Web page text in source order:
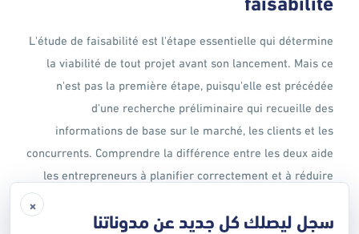
L'étude de faisabilité est l'étape essentielle qui détermine
la viabilité de tout projet avant son lancement. Mais ce
n'est pas la première étape, puisqu'elle est précédée
d'une recherche préliminaire qui recueille des
informations de base sur le marché, les clients et les
concurrents. Comprendre la différence entre les deux aide
les entrepreneurs à planifier correctement et à réduire
détermine la faisabilité de l'idée en termes de demande
×
سجل ليصلك كل جديد عن مدوناتنا